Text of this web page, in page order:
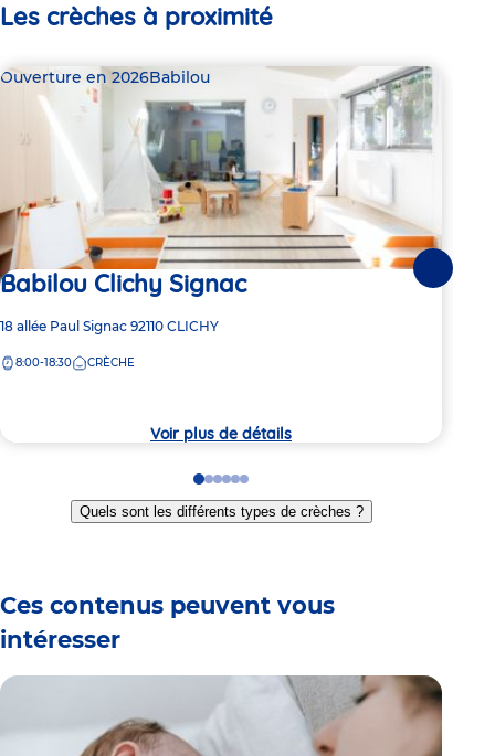
Les crèches à proximité
Ouverture en 2026Babilou
Babilou Clichy Signac
Adresse
la
18 allée Paul Signac 92110 CLICHY
8:00-18:30 CRÈCHE
Voir plus de détails
Go
to
slide
Go
to
slide
Go
to
slide
Go
to
slide
Go
to
slide
Go
to
slide
Quels sont les différents types de crèches ?
Ces contenus peuvent vous
intéresser